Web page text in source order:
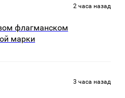
2 часа назад
флагманском
марки
3 часа назад